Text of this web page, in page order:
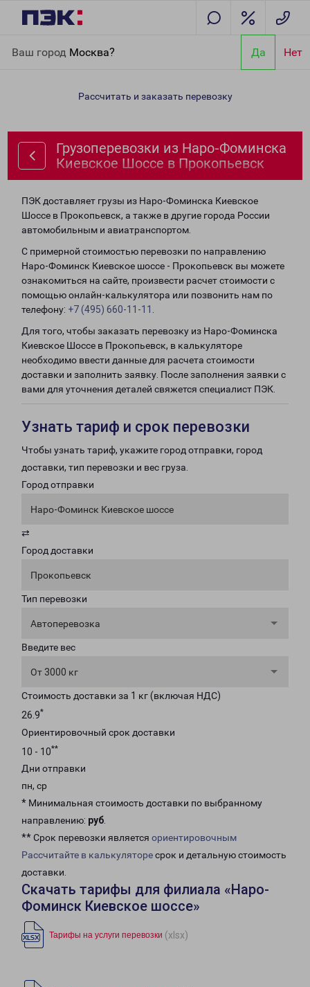
Ваш город Москва? Да Нет
Киевское Шоссе в Прокопьевск
Рассчитать и заказать перевозку
Грузоперевозки из Наро-Фоминска
Киевское Шоссе в Прокопьевск
ПЭК доставляет грузы из Наро-Фоминска Киевское
Шоссе в Прокопьевск, а также в другие города России
автомобильным и авиатранспортом.
С примерной стоимостью перевозки по направлению
Наро-Фоминск Киевское шоссе - Прокопьевск вы можете
ознакомиться на сайте, произвести расчет стоимости с
помощью онлайн-калькулятора или позвонить нам по
телефону: +7 (495) 660-11-11
Для того, чтобы заказать перевозку из Наро-Фоминска
Киевское Шоссе в Прокопьевск, в калькуляторе
необходимо ввести данные для расчета стоимости
доставки и заполнить заявку. После заполнения заявки с
вами для уточнения деталей свяжется специалист ПЭК.
Узнать тариф и срок перевозки
Чтобы узнать тариф, укажите город отправки, город
доставки, тип перевозки и вес груза.
Город отправки
Наро-Фоминск Киевское шоссе
⇄
Город доставки
Прокопьевск
Тип перевозки
Автоперевозка
Введите вес
От 3000 кг
Стоимость доставки за 1 кг (включая НДС)
26.9*
Ориентировочный срок доставки
10 - 10**
Дни отправки
пн, ср
* Минимальная стоимость доставки по выбранному
направлению: руб.
** Срок перевозки является ориентировочным
Рассчитайте в калькуляторесрок и детальную стоимость
доставки.
Скачать тарифы для филиала «Наро-
Фоминск Киевское шоссе»
Тарифы на услуги перевозки (xlsx)